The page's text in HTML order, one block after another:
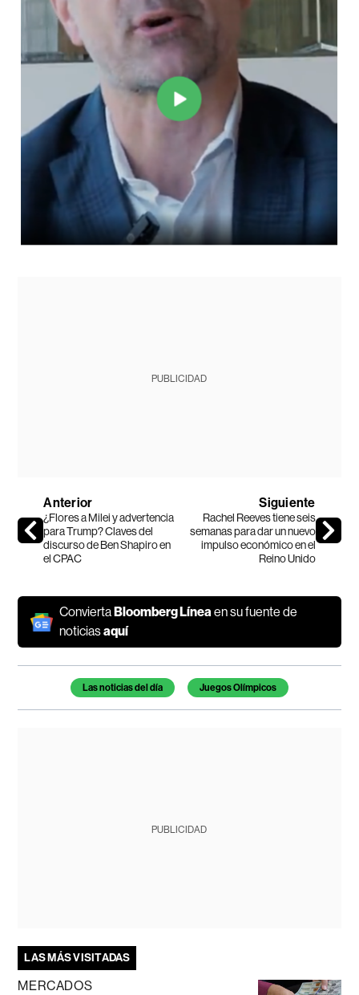
PUBLICIDAD
Anterior
¿Flores a Milei y advertencia
para Trump? Claves del
discurso de Ben Shapiro en
el CPAC
Siguiente
Rachel Reeves tiene seis
semanas para dar un nuevo
impulso económico en el
Reino Unido
Convierta Bloomberg Líneaen su fuente de
noticiasaquí
Temas de este artículo
Las noticias del día Juegos Olímpicos
PUBLICIDAD
LAS MÁS VISITADAS
MERCADOS